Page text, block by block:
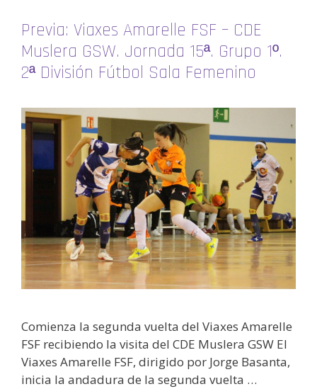
Previa: Viaxes Amarelle FSF – CDE
Muslera GSW. Jornada 15ª. Grupo 1º.
2ª División Fútbol Sala Femenino
Comienza la segunda vuelta del Viaxes Amarelle
FSF recibiendo la visita del CDE Muslera GSW El
Viaxes Amarelle FSF, dirigido por Jorge Basanta,
inicia la andadura de la segunda vuelta …